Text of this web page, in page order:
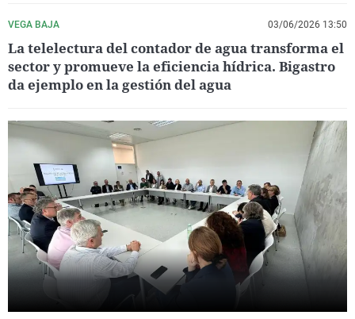
VEGA BAJA 03/06/2026 13:50
La telelectura del contador de agua transforma el
sector y promueve la eficiencia hídrica. Bigastro
da ejemplo en la gestión del agua